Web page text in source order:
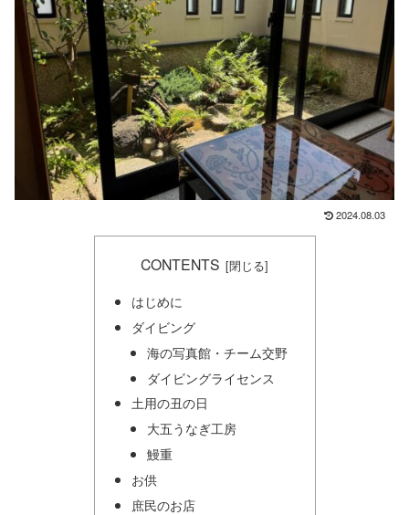
2024.08.03
CONTENTS
はじめに
ダイビング
海の写真館・チーム交野
ダイビングライセンス
土用の丑の日
大五うなぎ工房
鰻重
お供
庶民のお店